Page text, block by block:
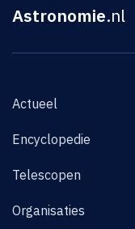
Astronomie.nl
Actueel
Encyclopedie
Telescopen
Organisaties